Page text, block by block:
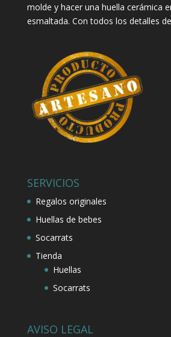
molde y hacer una huella cerámica
esmaltada. Con todos los detalles
SERVICIOS
Regalos originales
Huellas de bebes
Socarrats
Tienda
Huellas
Socarrats
AVISO LEGAL